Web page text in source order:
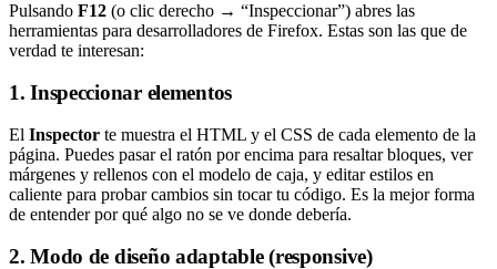
Pulsando F12 (o clic derecho → “Inspeccionar”) abres las
herramientas para desarrolladores de Firefox. Estas son las que de
verdad te interesan:
1. Inspeccionar elementos
El Inspector te muestra el HTML y el CSS de cada elemento de la
página. Puedes pasar el ratón por encima para resaltar bloques, ver
márgenes y rellenos con el modelo de caja, y editar estilos en
caliente para probar cambios sin tocar tu código. Es la mejor forma
de entender por qué algo no se ve donde debería.
2. Modo de diseño adaptable (responsive)